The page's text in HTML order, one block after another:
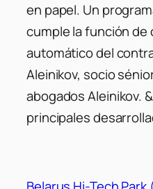
en papel. Un
cumple la función
automático del
Aleinikov, socio
abogados Aleinikov.
principales